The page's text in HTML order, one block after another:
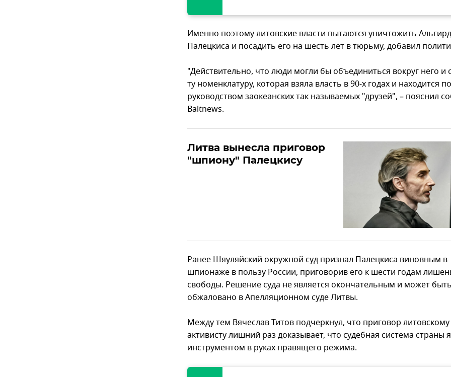
Именно поэтому литовские власти пытаются уничтожить
Палецкиса и посадить его на шесть лет в тюрьму, добавил
"Действительно, что люди могли бы объединиться вокруг него и
ту номенклатуру, которая взяла власть в 90-х годах и находится
руководством заокеанских так называемых "друзей", – пояснил
Baltnews.
Литва вынесла приговор
"шпиону" Палецкису
Ранее Шяуляйский окружной суд признал Палецкиса виновным в
шпионаже в пользу России, приговорив его к шести годам
свободы. Решение суда не является окончательным и может быть
обжаловано в Апелляционном суде Литвы.
Между тем Вячеслав Титов подчеркнул, что приговор литовскому
активисту лишний раз доказывает, что судебная система страны
инструментом в руках правящего режима.